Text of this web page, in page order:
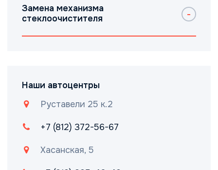
Замена механизма
стеклоочистителя
Наши автоцентры
Руставели 25 к.2
+7 (812) 372-56-67
Хасанская, 5